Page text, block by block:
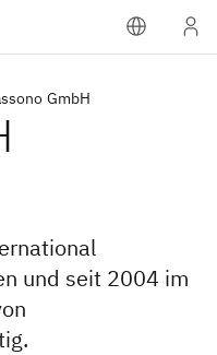
GmbH
und seit 2004 im